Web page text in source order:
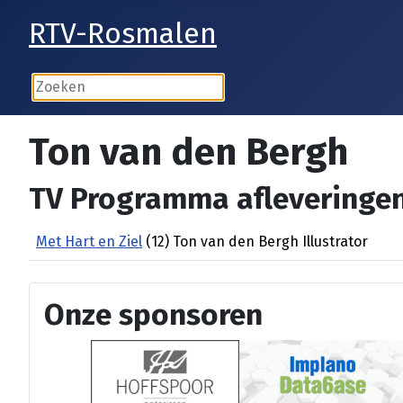
RTV-Rosmalen
Ton van den Bergh
TV Programma
Met Hart en Ziel (12) Ton van den Bergh Illustrator
Onze sponsoren